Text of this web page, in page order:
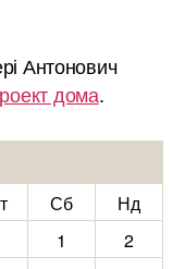
Антонович
дома.
Сб
Нд
1
2